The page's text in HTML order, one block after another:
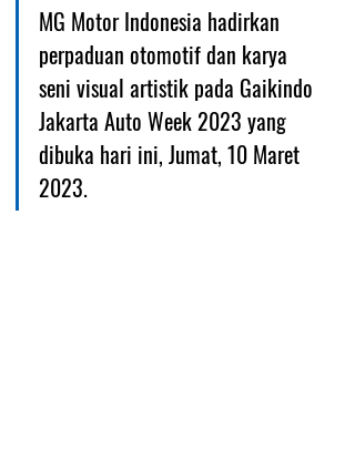
MG Motor Indonesia hadirkan
perpaduan otomotif dan karya
seni visual artistik pada Gaikindo
Jakarta Auto Week 2023 yang
dibuka hari ini, Jumat, 10 Maret
2023.